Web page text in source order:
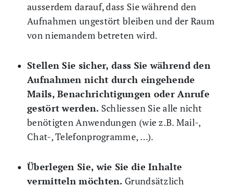
ausserdem darauf, dass Sie während den
Aufnahmen ungestört bleiben und der Raum
von niemandem betreten wird.
Stellen Sie sicher, dass Sie während den
Aufnahmen nicht durch eingehende
Mails, Benachrichtigungen oder Anrufe
gestört werden. Schliessen Sie alle nicht
benötigten Anwendungen (wie z.B. Mail-,
Chat-, Telefonprogramme, …).
Überlegen Sie, wie Sie die Inhalte
vermitteln möchten. Grundsätzlich